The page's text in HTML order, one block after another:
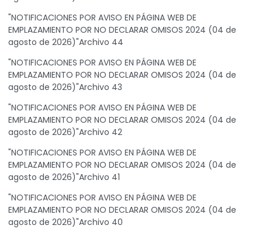
"NOTIFICACIONES POR AVISO EN PÁGINA WEB DE
EMPLAZAMIENTO POR NO DECLARAR OMISOS 2024 (04 de
agosto de 2026)"Archivo 44
"NOTIFICACIONES POR AVISO EN PÁGINA WEB DE
EMPLAZAMIENTO POR NO DECLARAR OMISOS 2024 (04 de
agosto de 2026)"Archivo 43
"NOTIFICACIONES POR AVISO EN PÁGINA WEB DE
EMPLAZAMIENTO POR NO DECLARAR OMISOS 2024 (04 de
agosto de 2026)"Archivo 42
"NOTIFICACIONES POR AVISO EN PÁGINA WEB DE
EMPLAZAMIENTO POR NO DECLARAR OMISOS 2024 (04 de
agosto de 2026)"Archivo 41
"NOTIFICACIONES POR AVISO EN PÁGINA WEB DE
EMPLAZAMIENTO POR NO DECLARAR OMISOS 2024 (04 de
agosto de 2026)"Archivo 40